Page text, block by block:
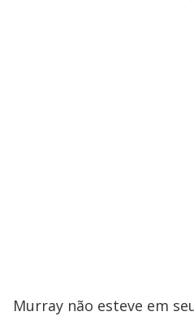
Murray não esteve em